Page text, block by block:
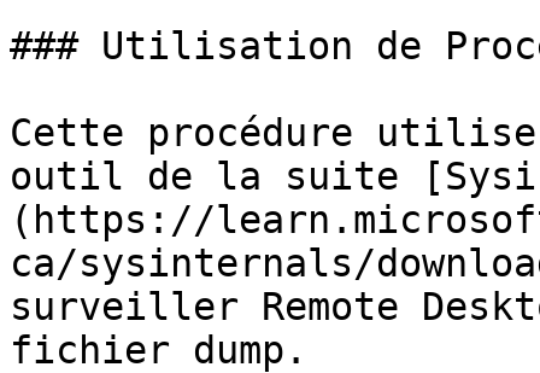
### Utilisation de
Cette procédure
outil de la suite
(https://
ca/sysinternals/
surveiller Remote
fichier dump.